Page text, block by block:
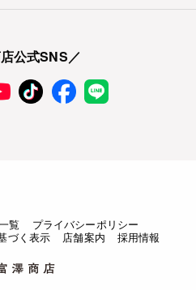
公式SNS／
覧
プライバシーポリシー
づく表示
店舗案内 採用情報